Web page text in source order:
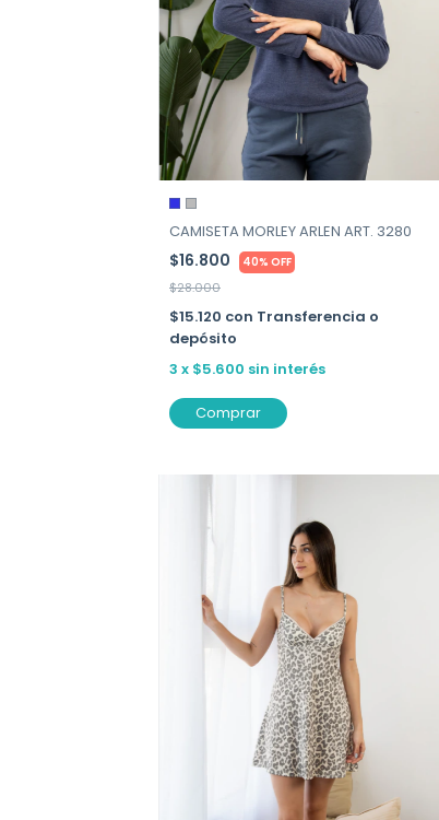
CAMISETA MORLEY ARLEN ART. 3280
$16.800 40% OFF
$28.000
$15.120 con Transferencia o
depósito
3 x $5.600 sin interés
Comprar